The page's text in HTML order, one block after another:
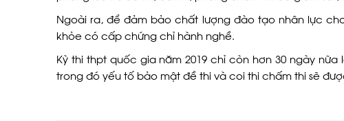
Ngoài ra, để đảm bảo chất lượng đào tạo nhân lực
khỏe có cấp chứng chỉ hành nghề.
Kỳ thi thpt quốc gia năm 2019 chỉ còn hơn 30 ngày
trong đó yếu tố bảo mật đề thi và coi thi chấm thi sẽ